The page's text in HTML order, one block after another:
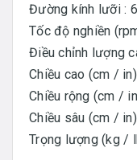
Đường kính lưỡi :
Tốc độ nghiền
Điều chỉnh lượng
Chiều cao (cm /
Chiều rộng (cm /
Chiều sâu (cm /
Trọng lượng (kg /